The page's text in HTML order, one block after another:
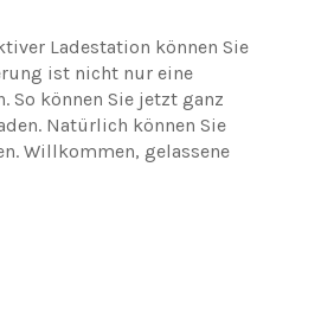
Ladestation können Sie
ist nicht nur eine
So können Sie jetzt ganz
Natürlich können Sie
Willkommen, gelassene